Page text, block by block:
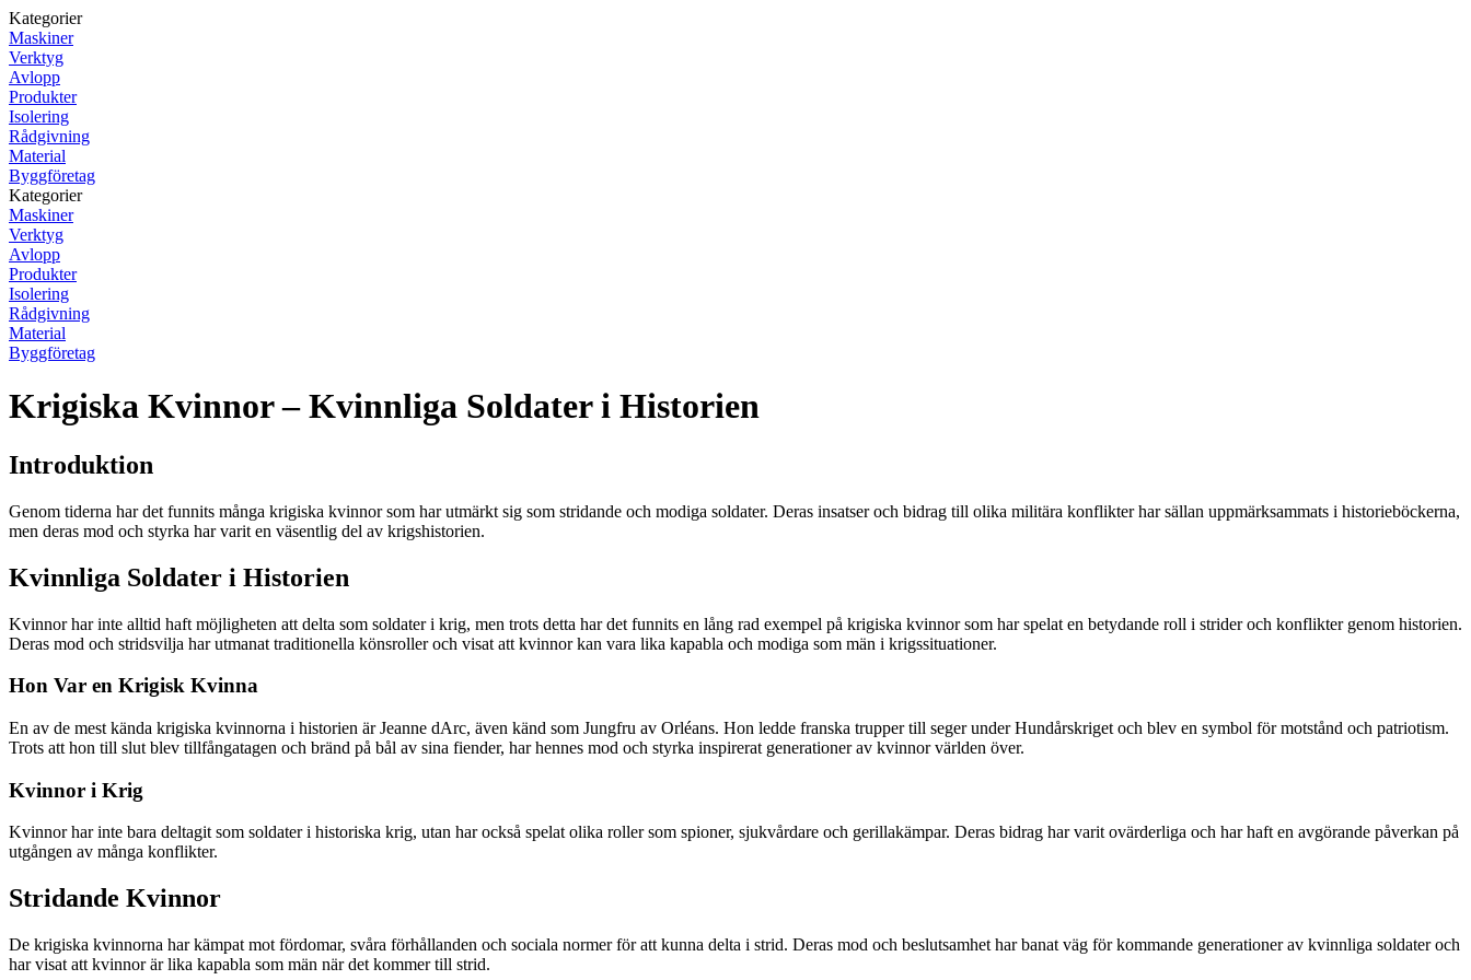
Kategorier
Maskiner
Verktyg
Avlopp
Produkter
Isolering
Rådgivning
Material
Byggföretag
Kategorier
Maskiner
Verktyg
Avlopp
Produkter
Isolering
Rådgivning
Material
Byggföretag
Krigiska Kvinnor – Kvinnliga Soldater i Historien
Introduktion
Genom tiderna har det funnits många krigiska kvinnor som har utmärkt sig som stridande och modiga soldater. Deras insatser och bidrag till olika militära konflikter har sällan uppmärksammats i historieböckerna,
men deras mod och styrka har varit en väsentlig del av krigshistorien.
Kvinnliga Soldater i Historien
Kvinnor har inte alltid haft möjligheten att delta som soldater i krig, men trots detta har det funnits en lång rad exempel på krigiska kvinnor som har spelat en betydande roll i strider och konflikter genom historien.
Deras mod och stridsvilja har utmanat traditionella könsroller och visat att kvinnor kan vara lika kapabla och modiga som män i krigssituationer.
Hon Var en Krigisk Kvinna
En av de mest kända krigiska kvinnorna i historien är Jeanne dArc, även känd som Jungfru av Orléans. Hon ledde franska trupper till seger under Hundårskriget och blev en symbol för motstånd och patriotism.
Trots att hon till slut blev tillfångatagen och bränd på bål av sina fiender, har hennes mod och styrka inspirerat generationer av kvinnor världen över.
Kvinnor i Krig
Kvinnor har inte bara deltagit som soldater i historiska krig, utan har också spelat olika roller som spioner, sjukvårdare och gerillakämpar. Deras bidrag har varit ovärderliga och har haft en avgörande påverkan på
utgången av många konflikter.
Stridande Kvinnor
De krigiska kvinnorna har kämpat mot fördomar, svåra förhållanden och sociala normer för att kunna delta i strid. Deras mod och beslutsamhet har banat väg för kommande generationer av kvinnliga soldater och
har visat att kvinnor är lika kapabla som män när det kommer till strid.